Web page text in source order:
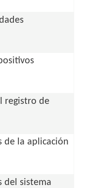
registro de
de la aplicación
del sistema